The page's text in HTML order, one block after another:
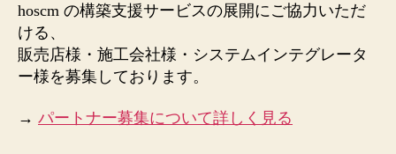
hoscm の構築支援サービスの展開にご協力いただ
ける、
販売店様・施工会社様・システムインテグレータ
ー様を募集しております。
→ パートナー募集について詳しく見る